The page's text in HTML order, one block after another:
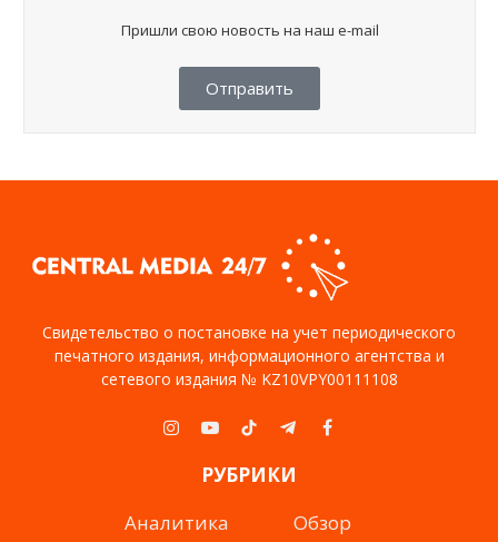
Пришли свою новость на наш e-mail
Отправить
Свидетельство о постановке на учет периодического
печатного издания, информационного агентства и
сетевого издания № KZ10VPY00111108
Instagram
YouTubeTikTokTelegramFacebook
РУБРИКИ
Аналитика
Обзор